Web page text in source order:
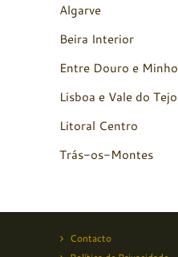
Algarve
Beira Interior
Entre Douro e Minho
Lisboa e Vale do Tejo
Litoral Centro
Trás-os-Montes
Contacto